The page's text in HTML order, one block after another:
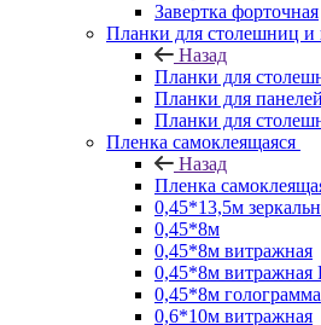
Завертка форточная
Планки для столешниц и
Назад
Планки для
Планки для панелей
Планки для
Пленка самоклеящаяся
Назад
Пленка
0,45*13,5м
0,45*8м
0,45*8м витражная
0,45*8м витражная
0,45*8м голограмма
0,6*10м витражная